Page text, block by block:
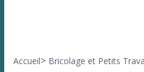
Accueil> Bricolage et Petits